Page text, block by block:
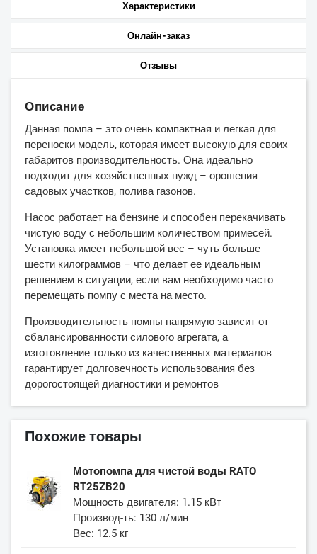
Характеристики
Онлайн-заказ
Отзывы
Описание
Данная помпа – это очень компактная и легкая для
переноски модель, которая имеет высокую для своих
габаритов производительность. Она идеально
подходит для хозяйственных нужд – орошения
садовых участков, полива газонов.
Насос работает на бензине и способен перекачивать
чистую воду с небольшим количеством примесей.
Установка имеет небольшой вес – чуть больше
шести килограммов – что делает ее идеальным
решением в ситуации, если вам необходимо часто
перемещать помпу с места на место.
Производительность помпы напрямую зависит от
сбалансированности силового агрегата, а
изготовление только из качественных материалов
гарантирует долговечность использования без
дорогостоящей диагностики и ремонтов
Похожие товары
Мотопомпа для чистой воды RATO
RT25ZB20
Мощность двигателя: 1.15 кВт
Производ-ть: 130 л/мин
Вес: 12.5 кг